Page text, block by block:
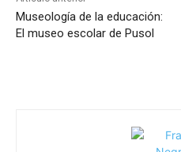
Museología de la educación:
El museo escolar de Pusol